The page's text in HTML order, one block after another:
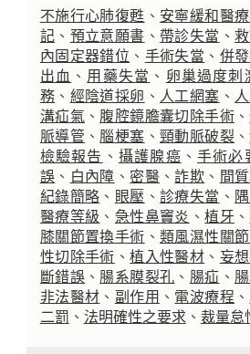
不施行心肺復甦 、 安寧緩和醫
記 、 預立意願書 、 帶診失當 、
內固定器錯位 、 手術失當 、 併
出血 、 用藥失當 、 卵巢過度刺
務 、 經陰道採卵 、 人工網塞 、
溝疝氣 、 腹腔鏡膽囊切除手術 、
脈導管 、 腦梗塞 、頸動脈破裂 、
檢驗報告 、 攝護腺癌 、手術必
誤 、 白內障 、 密醫 、詐欺 、 間
紀錄簡略 、 眼壓 、診療失當 、
醫療等級 、 急性鼻竇炎 、植牙 、
膝關節置換手術 、類風濕性關
性切除手術 、植入性醫材 、 妄
斷錯誤 、 腸系膜裂孔 、 腸疝 、
非法醫材 、 副作用 、 電波療程 、
二罰 、 法明確性之要求 、 裁量怠